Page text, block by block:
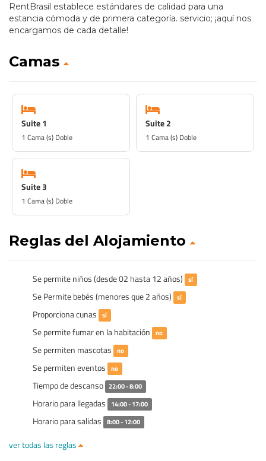
RentBrasil establece estándares de calidad para una
estancia cómoda y de primera categoría. servicio; ¡aquí nos
encargamos de cada detalle!
Camas
Suite 1
1 Cama (s) Doble
Suite 2
1 Cama (s) Doble
Suite 3
1 Cama (s) Doble
Reglas del Alojamiento
Se permite niños (desde 02 hasta 12 años) sí
Se Permite bebés (menores que 2 años) sí
Proporciona cunas sí
Se permite fumar en la habitación no
Se permiten mascotas no
Se permiten eventos no
Tiempo de descanso 22:00 - 8:00
Horario para llegadas 14:00 - 17:00
Horario para salidas 8:00 - 12:00
ver todas las reglas